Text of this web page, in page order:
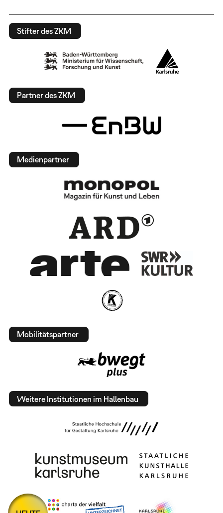
Stifter des ZKM
Partner des ZKM
Medienpartner
Mobilitätspartner
Weitere Institutionen im Hallenbau